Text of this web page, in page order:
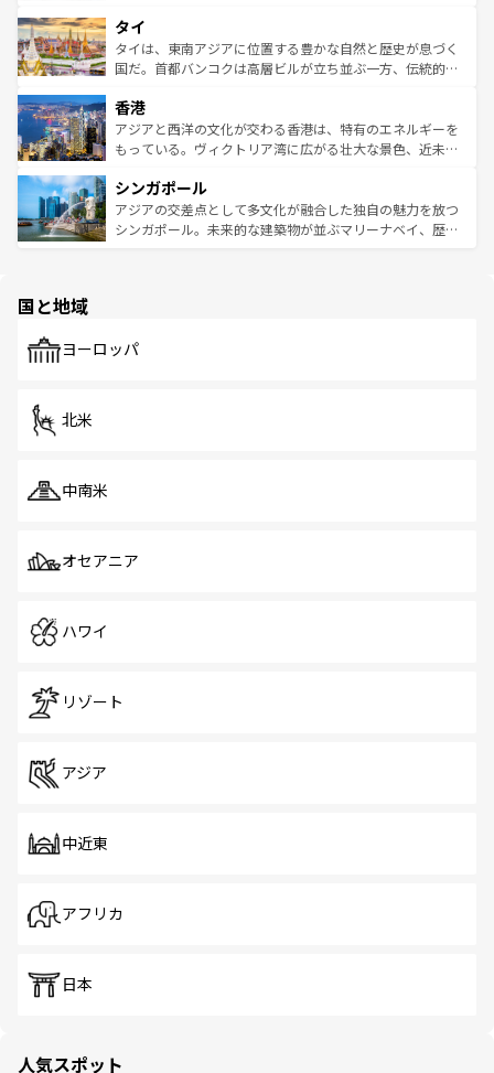
リティに包まれながら、韓国の多彩な魅力を心ゆくまで味
わってみてほしい。 なお、新着の韓国情報はコンテンツ一
覧を参照してほしい。
急速な発展と共に伝統が息づく。ハノイの古い町並みやホ
ーチミン市のフランス統治時代の建物も、独特の雰囲気を
醸し出している。また、バラエティの豊かさとおいしさで
とつ。フォーやバインミー、ベトナムコーヒーなどは、ぜ
ひ現地で味わいたい。どの地域を訪れてもあたたかい人々
が旅行者を迎えてくれるので、きっと忘れられない旅にな
参照してほしい。
タイ
タイは、東南アジアに位置する豊かな自然と歴史が息づく
国だ。首都バンコクは高層ビルが立ち並ぶ一方、伝統的な
の活気が交差している。北部ではチェンマイなどの山岳地
帯で自然と触れ合い、南部ではプーケットやクラビの美し
いビーチでリゾート気分を楽しむことができる。タイ料理
激する。気候は一年中温暖で、どの季節にも異なる楽しみ
が待っている。親しみやすいタイの人々、仏教を中心とし
た文化、そして多様な観光資源が、訪れる旅人を魅了し続
香港
アジアと西洋の文化が交わる香港は、特有のエネルギーを
もっている。ヴィクトリア湾に広がる壮大な景色、近未来
み、どこを訪れても感動するはず。観光スポットが密集し
ており、効率よく見どころを回れるのも魅力。息をのむよ
うな絶景から文化的な体験まで、香港を存分に楽しみ尽く
シンガポール
アジアの交差点として多文化が融合した独自の魅力を放つ
シンガポール。未来的な建築物が並ぶマリーナベイ、歴史
で、ホーカーズは地元の風情を楽しめる外せないスポット
国と地域
ヨーロッパ
北米
中南米
オセアニア
ハワイ
リゾート
アジア
中近東
アフリカ
日本
人気スポット